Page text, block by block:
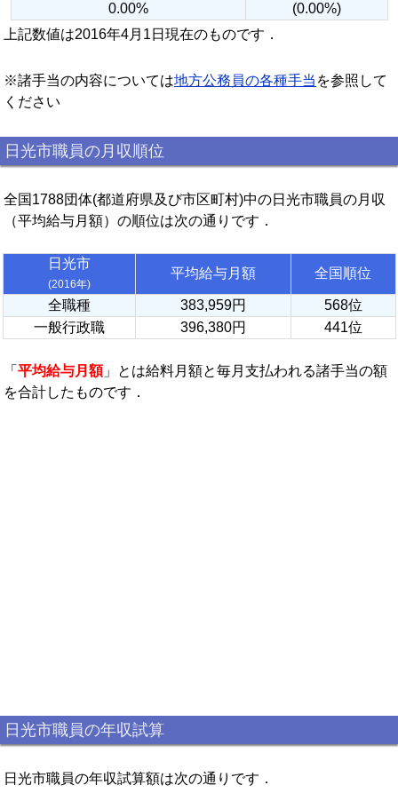
0.00%
(0.00%)
上記数値は2016年4月1日現在のものです．
※諸手当の内容については地方公務員の各種手当 を参照して
ください
日光市職員の月収順位
全国1788団体(都道府県及び市区町村)中の日光市職員の月収
（平均給与月額）の順位は次の通りです．
日光市
(2016年)
平均給与月額 全国順位
全職種 383,959円
568位
一般行政職
396,380円 441位
「 平均給与月額」とは給料月額と毎月支払われる諸手当の額
を合計したものです．
日光市職員の年収試算
日光市職員の年収試算額は次の通りです．